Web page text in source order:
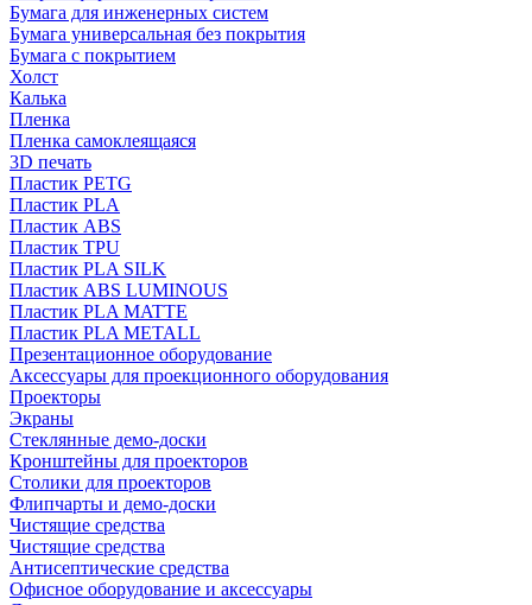
Бумага для инженерных систем
Бумага универсальная без покрытия
Бумага с покрытием
Холст
Калька
Пленка
Пленка самоклеящаяся
3D печать
Пластик PETG
Пластик PLA
Пластик ABS
Пластик TPU
Пластик PLA SILK
Пластик ABS LUMINOUS
Пластик PLA MATTE
Пластик PLA METALL
Презентационное оборудование
Аксессуары для проекционного оборудования
Проекторы
Экраны
Стеклянные демо-доски
Кронштейны для проекторов
Столики для проекторов
Флипчарты и демо-доски
Чистящие средства
Чистящие средства
Антисептические средства
Офисное оборудование и аксессуары